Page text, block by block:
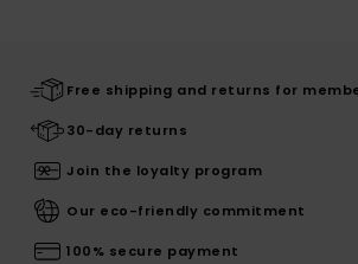
Free shipping and returns for
30-day returns
Join the loyalty program
Our eco-friendly commitment
100% secure payment